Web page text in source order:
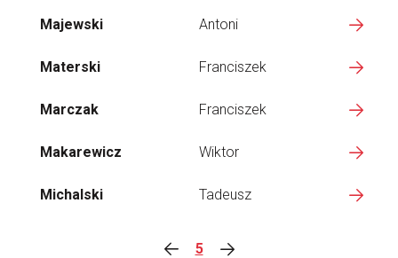
Majewski Antoni
Materski Franciszek
Marczak Franciszek
Makarewicz Wiktor
Michalski Tadeusz
5